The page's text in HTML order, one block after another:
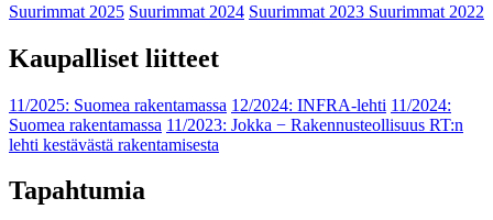
Suurimmat 2025 Suurimmat 2024 Suurimmat 2023 Suurimmat 2022
Kaupalliset liitteet
11/2025: Suomea rakentamassa 12/2024: INFRA-lehti 11/2024:
Suomea rakentamassa 11/2023: Jokka − Rakennusteollisuus RT:n
lehti kestävästä rakentamisesta
Tapahtumia